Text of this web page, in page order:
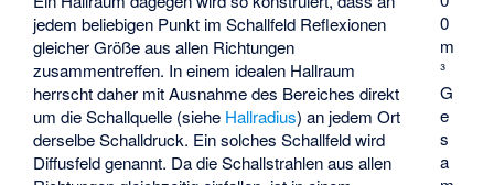
0
m
³
G
e
s
a
jedem beliebigen Punkt im Schallfeld Reflexionen
gleicher Größe aus allen Richtungen
zusammentreffen. In einem idealen Hallraum
herrscht daher mit Ausnahme des Bereiches direkt
um die Schallquelle (siehe Hallradius) an jedem Ort
derselbe Schalldruck. Ein solches Schallfeld wird
Diffusfeldgenannt. Da die Schallstrahlen aus allen